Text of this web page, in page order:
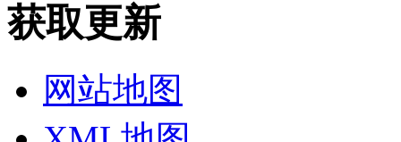
获取更新
网站地图